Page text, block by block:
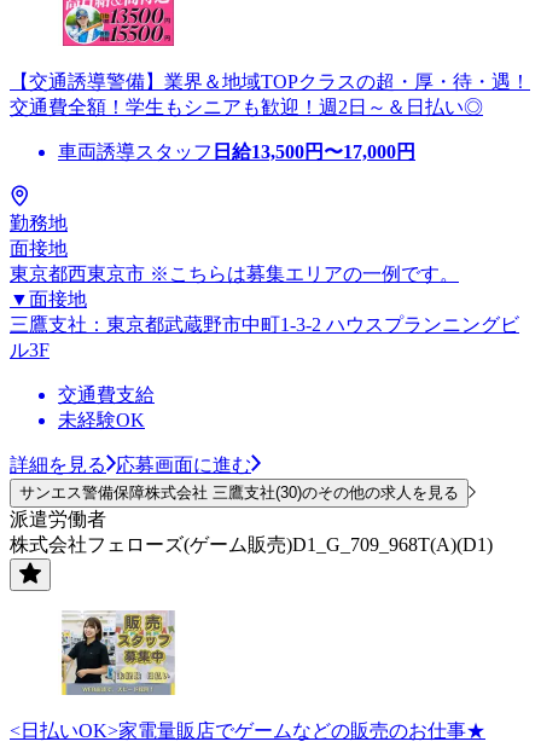
【交通誘導警備】業界＆地域TOPクラスの超・厚・待・遇！
交通費全額！学生もシニアも歓迎！週2日～＆日払い◎
車両誘導スタッフ 日給13,500円〜17,000円
勤務地
面接地
東京都西東京市 ※こちらは募集エリアの一例です。
▼面接地
三鷹支社：東京都武蔵野市中町1-3-2 ハウスプランニングビ
ル3F
交通費支給
未経験OK
詳細を見る 応募画面に進む
サンエス警備保障株式会社 三鷹支社(30)のその他の求人を見る
派遣労働者
株式会社フェローズ(ゲーム販売)D1_G_709_968T(A)(D1)
<日払いOK>家電量販店でゲームなどの販売のお仕事★